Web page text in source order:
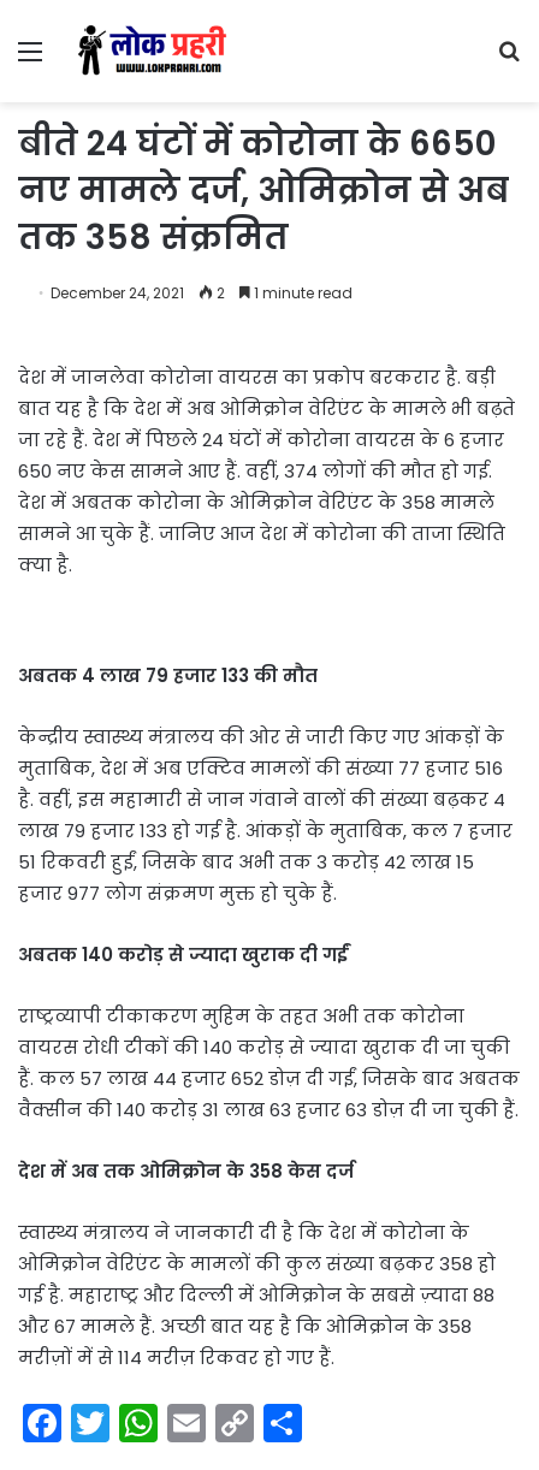
Menu
बीते 24 घंटों में कोरोना के 6650
नए मामले दर्ज, ओमिक्रोन से अब
तक 358 संक्रमित
December 24, 2021 2 1 minute read
देश में जानलेवा कोरोना वायरस का प्रकोप बरकरार है. बड़ी
बात यह है कि देश में अब ओमिक्रोन वेरिएंट के मामले भी बढ़ते
जा रहे हैं. देश में पिछले 24 घंटों में कोरोना वायरस के 6 हजार
650 नए केस सामने आए हैं. वहीं, 374 लोगों की मौत हो गई.
देश में अबतक कोरोना के ओमिक्रोन वेरिएंट के 358 मामले
सामने आ चुके हैं. जानिए आज देश में कोरोना की ताजा स्थिति
क्या है.
अबतक 4 लाख 79 हजार 133 की मौत
केन्द्रीय स्वास्थ्य मंत्रालय की ओर से जारी किए गए आंकड़ों के
मुताबिक, देश में अब एक्टिव मामलों की संख्या 77 हजार 516
है. वहीं, इस महामारी से जान गंवाने वालों की संख्या बढ़कर 4
लाख 79 हजार 133 हो गई है. आंकड़ों के मुताबिक, कल 7 हजार
51 रिकवरी हुईं, जिसके बाद अभी तक 3 करोड़ 42 लाख 15
हजार 977 लोग संक्रमण मुक्त हो चुके हैं.
अबतक 140 करोड़ से ज्यादा खुराक दी गईं
राष्ट्रव्यापी टीकाकरण मुहिम के तहत अभी तक कोरोना
वायरस रोधी टीकों की 140 करोड़ से ज्यादा खुराक दी जा चुकी
हैं. कल 57 लाख 44 हजार 652 डोज़ दी गईं, जिसके बाद अबतक
वैक्सीन की 140 करोड़ 31 लाख 63 हजार 63 डोज़ दी जा चुकी हैं.
देश में अब तक ओमिक्रोन के 358 केस दर्ज
स्वास्थ्य मंत्रालय ने जानकारी दी है कि देश में कोरोना के
ओमिक्रोन वेरिएंट के मामलों की कुल संख्या बढ़कर 358 हो
गई है. महाराष्ट्र और दिल्ली में ओमिक्रोन के सबसे ज़्यादा 88
और 67 मामले हैं. अच्छी बात यह है कि ओमिक्रोन के 358
मरीज़ों में से 114 मरीज़ रिकवर हो गए हैं.
F T W E C